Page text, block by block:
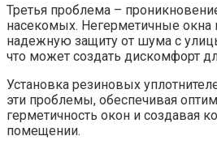
Третья проблема –
насекомых.​ Негерметичные окна
надежную защиту от шума с
что может создать дискомфорт
Установка резиновых
эти проблемы, обеспечивая
герметичность окон и создавая
помещении.​